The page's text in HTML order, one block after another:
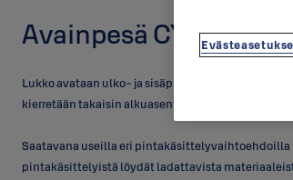
Avainpesä CY002T
Lukko avataan ulko- ja sisäpuolelta avaimella
kierretään takaisin alkuasentoon vastapäivään.
Saatavana useilla eri
pintakäsittelyistä löydät ladattavista